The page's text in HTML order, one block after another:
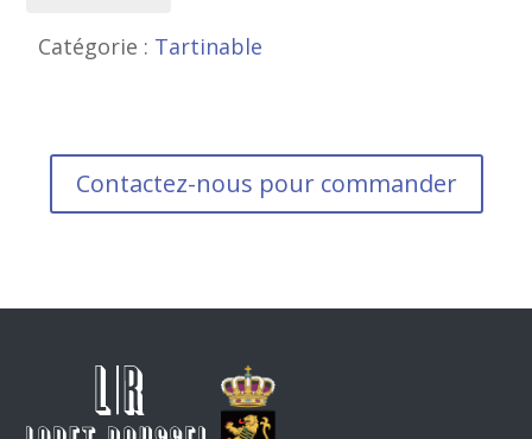
Catégorie : Tartinable
Contactez-nous pour commander